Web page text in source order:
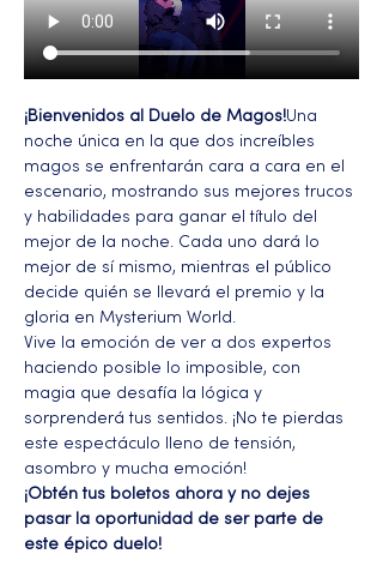
¡Bienvenidos al Duelo de Magos!Una
noche única en la que dos increíbles
magos se enfrentarán cara a cara en el
escenario, mostrando sus mejores trucos
y habilidades para ganar el título del
mejor de la noche. Cada uno dará lo
mejor de sí mismo, mientras el público
decide quién se llevará el premio y la
gloria en Mysterium World.
Vive la emoción de ver a dos expertos
haciendo posible lo imposible, con
magia que desafía la lógica y
sorprenderá tus sentidos. ¡No te pierdas
este espectáculo lleno de tensión,
asombro y mucha emoción!
¡Obtén tus boletos ahora y no dejes
pasar la oportunidad de ser parte de
este épico duelo!